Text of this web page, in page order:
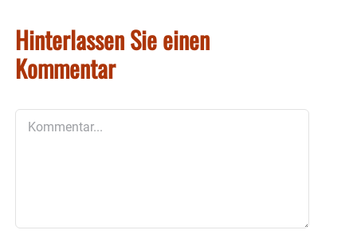
Hinterlassen Sie einen
Kommentar